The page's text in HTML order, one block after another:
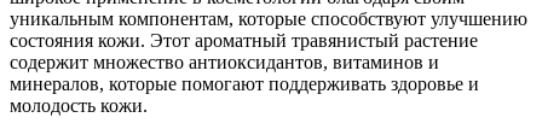
уникальным компонентам, которые способствуют улучшению
состояния кожи. Этот ароматный травянистый растение
содержит множество антиоксидантов, витаминов и
минералов, которые помогают поддерживать здоровье и
молодость кожи.